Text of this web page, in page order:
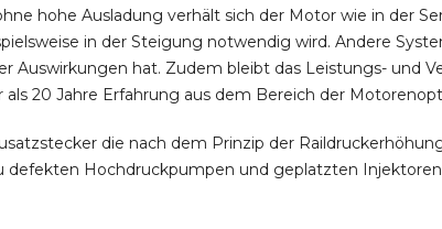
hohe Ausladung verhält sich der Motor wie in der
in der Steigung notwendig wird. Andere
hat. Zudem bleibt das Leistungs- und
als 20 Jahre Erfahrung aus dem Bereich der
die nach dem Prinzip der
Hochdruckpumpen und geplatzten